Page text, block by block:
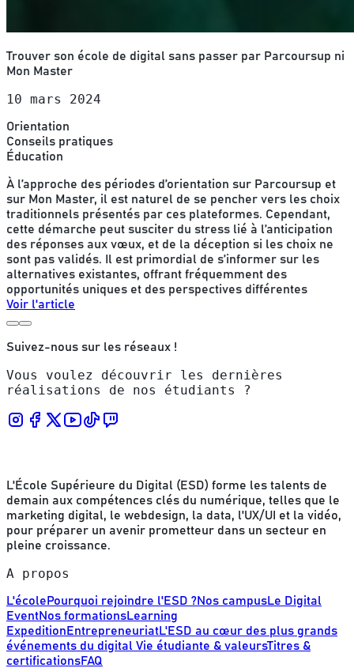
Trouver son école de digital sans passer par Parcoursup ni
Mon Master
10 mars 2024
Orientation
Conseils pratiques
Éducation
À l’approche des périodes d’orientation sur Parcoursup et
sur Mon Master, il est naturel de se pencher vers les choix
traditionnels présentés par ces plateformes. Cependant,
cette démarche peut susciter du stress lié à l’anticipation
des réponses aux vœux, et de la déception si les choix ne
sont pas validés. Il est primordial de s’informer sur les
alternatives existantes, offrant fréquemment des
opportunités uniques et des perspectives différentes
Voir l'article
Suivez-nous sur les réseaux !
Vous voulez découvrir les dernières
réalisations de nos étudiants ?
L'École Supérieure du Digital (ESD) forme les talents de
demain aux compétences clés du numérique, telles que le
marketing digital, le webdesign, la data, l'UX/UI et la vidéo,
pour préparer un avenir prometteur dans un secteur en
pleine croissance.
A propos
L'école Pourquoi rejoindre l'ESD ?Nos campusLe Digital
EventNos formationsLearning
Expedition EntrepreneuriatL'ESD au cœur des plus grands
événements du digital Vie étudiante & valeursTitres &
certificationsFAQ